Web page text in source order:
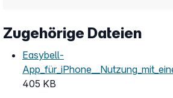
Zugehörige Dateien
Easybell-
405 KB